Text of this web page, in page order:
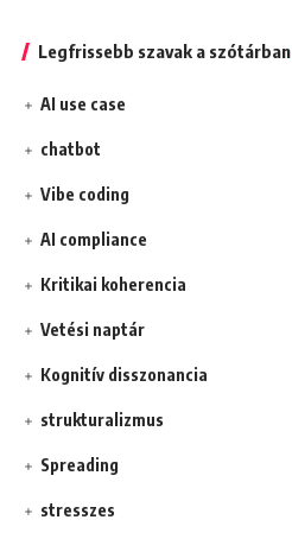
Legfrissebb szavak a szótárban
AI use case
chatbot
Vibe coding
AI compliance
Kritikai koherencia
Vetési naptár
Kognitív disszonancia
strukturalizmus
Spreading
stresszes